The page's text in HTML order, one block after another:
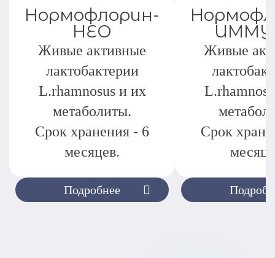
Подробнее
Нормофлорин-
НЕО
Живые активные
лактобактерии
L.rhamnosus и их
метаболиты.
Срок хранения - 6
месяцев.
Живые
Срок